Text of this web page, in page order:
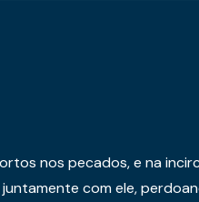
nos pecados, e na
com ele,